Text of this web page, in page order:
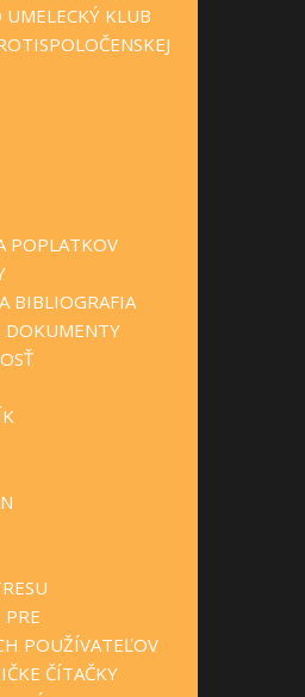
KLUB
POPLATKOV
BIBLIOGRAFIA
DOKUMENTY
POUŽÍVATEĽOV
ČÍTAČKY